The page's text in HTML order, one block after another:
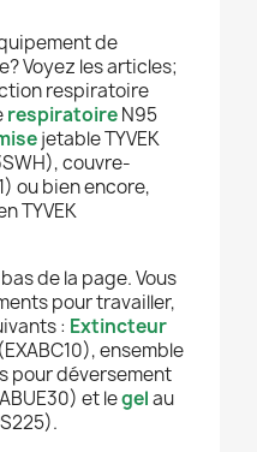
de
Voyez les articles;
respiratoire
respiratoireN95
jetable TYVEK
couvre-
ou bien encore,
TYVEK
de la page. Vous
pour travailler,
: Extincteur
ensemble
pour déversement
et legelau